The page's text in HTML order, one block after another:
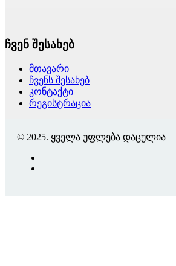
ჩვენ შესახებ
მთავარი
ჩვენს შესახებ
კონტაქტი
რეგისტრაცია
© 2025. ყველა უფლება დაცულია